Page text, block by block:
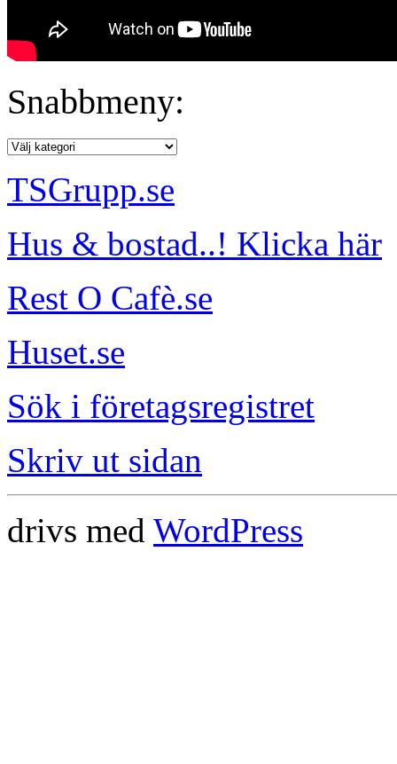
Snabbmeny:
TSGrupp.se
Hus & bostad..! Klicka här
Rest O Cafè.se
Huset.se
Sök i företagsregistret
Skriv ut sidan
drivs med WordPress